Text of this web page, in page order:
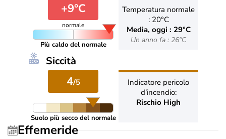
+9°C
normale
Più caldo del normale
Temperatura normale
: 20°C
Media, oggi : 29°C
Un anno fa : 26°C
Siccità
4/5
Suolo più secco del normale
Indicatore pericolo
d’incendio:
Rischio High
Effemeride